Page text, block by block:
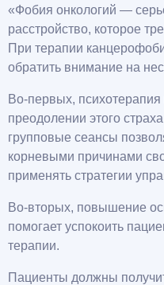
«Фобия онкологий —
расстройство, которое
При терапии
обратить внимание на
Во-первых,
преодолении этого
групповые сеансы
корневыми причинами
применять стратегии
Во-вторых, повышение
помогает успокоить
терапии.
Пациенты должны